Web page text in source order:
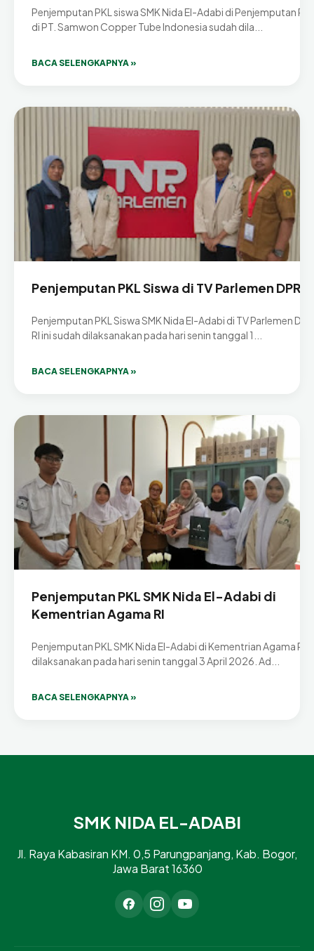
Penjemputan PKL siswa SMK Nida El-Adabi di Penjemputan
di PT. Samwon Copper Tube Indonesia sudah dila...
BACA SELENGKAPNYA »
Penjemputan PKL Siswa di TV Parlemen DPR RI
Penjemputan PKL Siswa SMK Nida El-Adabi di TV Parlemen DPR
RI ini sudah dilaksanakan pada hari senin tanggal 1...
BACA SELENGKAPNYA »
Penjemputan PKL SMK Nida El-Adabi di
Kementrian Agama RI
Penjemputan PKL SMK Nida El-Adabi di Kementrian Agama RI
dilaksanakan pada hari senin tanggal 3 April 2026. Ad...
BACA SELENGKAPNYA »
SMK NIDA EL-ADABI
Jl. Raya Kabasiran KM. 0,5 Parungpanjang, Kab. Bogor,
Jawa Barat 16360